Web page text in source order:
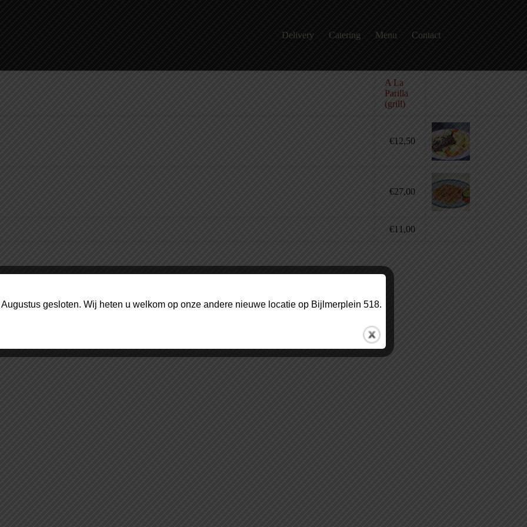
Delivery Catering Menu Contact
A La
Parilla
(grill)
€12,50
€27,00
€11,00
gesloten. Wij heten u welkom op onze andere nieuwe locatie op Bijlmerplein 518.